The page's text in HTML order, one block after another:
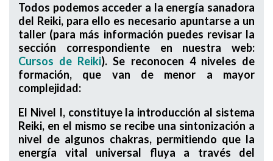
Todos podemos acceder a la energía sanadora
del Reiki, para ello es necesario apuntarse a un
taller (para más información puedes revisar la
sección correspondiente en nuestra web:
Cursos de Reiki). Se reconocen 4 niveles de
formación, que van de menor a mayor
complejidad:
El Nivel I, constituye la introducción al sistema
Reiki, en el mismo se recibe una sintonización a
nivel de algunos chakras, permitiendo que la
energía vital universal fluya a través del